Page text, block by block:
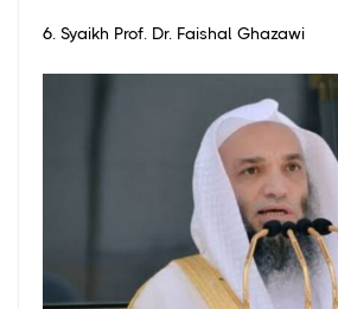
6. Syaikh Prof. Dr. Faishal Ghazawi